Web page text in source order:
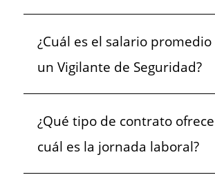
¿Cuál es el salario promedio
un Vigilante de Seguridad?
¿Qué tipo de contrato
cuál es la jornada laboral?